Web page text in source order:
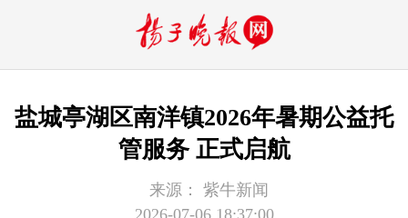
盐城亭湖区南洋镇2026年暑期公益托
管服务 正式启航
来源：
紫牛新闻
2026-07-06 18:37:00